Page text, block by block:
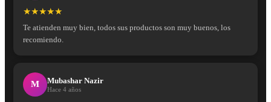
★★★★★
Te atienden muy bien, todos sus productos son muy buenos, los
recomiendo.
M Mubashar Nazir
Hace 4 años